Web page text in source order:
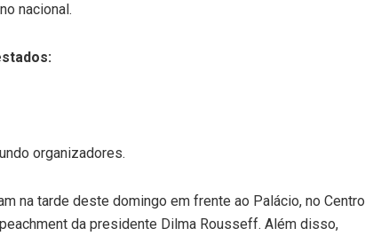
nacional.
organizadores.
na tarde deste domingo em frente ao Palácio, no Centro
da presidente Dilma Rousseff. Além disso,